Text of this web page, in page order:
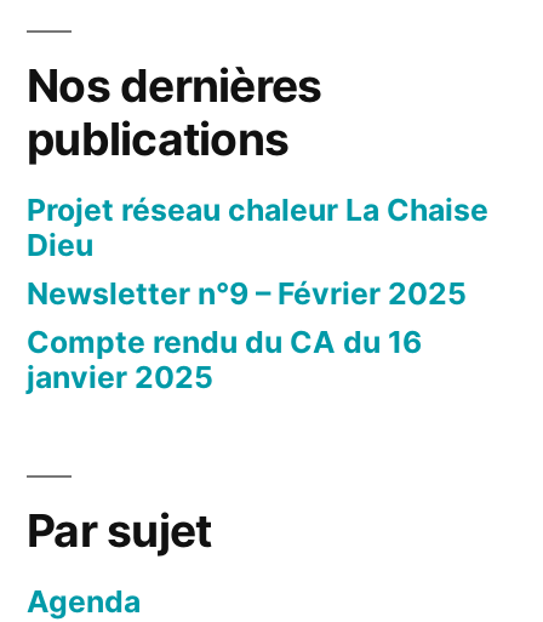
Nos dernières
publications
Projet réseau chaleur La Chaise
Dieu
Newsletter n°9 – Février 2025
Compte rendu du CA du 16
janvier 2025
Par sujet
Agenda